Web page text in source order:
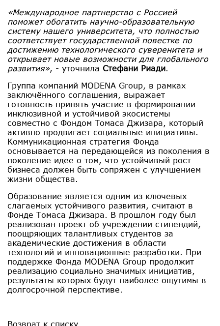
«Международное партнерство с Россией
поможет обогатить научно-образовательную
систему нашего университета, что полностью
соответствует государственной повестке по
достижению технологического суверенитета и
открывает новые возможности для глобального
развития», - уточнила Стефани Риади.
Группа компаний MODENA Group, в рамках
заключённого соглашения, выражает
готовность принять участие в формировании
инклюзивной и устойчивой экосистемы
совместно с Фондом Томаса Джизара, который
активно продвигает социальные инициативы.
Коммуникационная стратегия Фонда
основывается на передающейся из поколения в
поколение идее о том, что устойчивый рост
бизнеса должен быть сопряжен с улучшением
жизни общества.
Образование является одним из ключевых
слагаемых устойчивого развития, считают в
Фонде Томаса Джизара. В прошлом году был
реализован проект об учреждении стипендий,
поощряющих талантливых студентов за
академические достижения в области
технологий и инновационные разработки. При
поддержке Фонда MODENA Group продолжит
реализацию социально значимых инициатив,
результаты которых будут наиболее ощутимы в
долгосрочной перспективе.
Возврат к списку